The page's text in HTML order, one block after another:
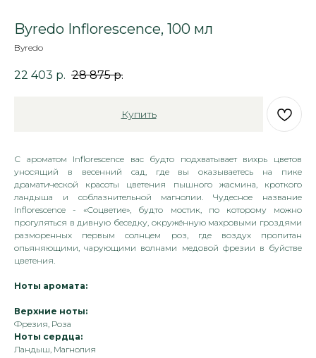
Byredo Inflorescence, 100 мл
Byredo
22 403 р. 28 875 р.
Купить
С ароматом Inflorescence вас будто подхватывает вихрь цветов
уносящий в весенний сад, где вы оказываетесь на пике
драматической красоты цветения пышного жасмина, кроткого
ландыша и соблазнительной магнолии. Чудесное название
Inflorescence - «Соцветие», будто мостик, по которому можно
прогуляться в дивную беседку, окружённую махровыми гроздями
разморенных первым солнцем роз, где воздух пропитан
опьяняющими, чарующими волнами медовой фрезии в буйстве
цветения.
Ноты аромата:
Верхние ноты:
Фрезия, Роза
Ноты сердца:
Ландыш, Магнолия